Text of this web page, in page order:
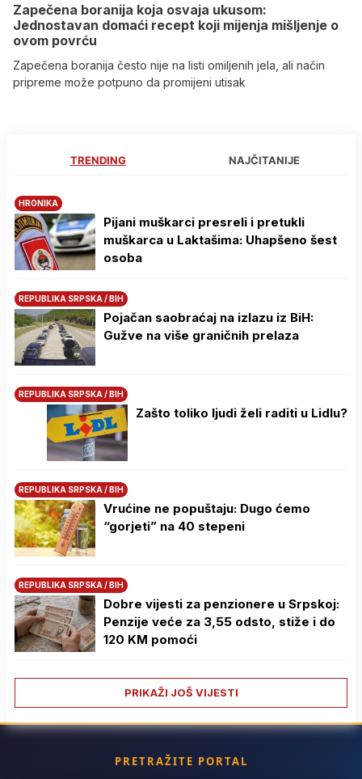
Zapečena boranija koja osvaja ukusom:
Jednostavan domaći recept koji mijenja mišljenje o
ovom povrću
Zapečena boranija često nije na listi omiljenih jela, ali način
pripreme može potpuno da promijeni utisak
TRENDING NAJČITANIJE
HRONIKA
Pijani muškarci presreli i pretukli
muškarca u Laktašima: Uhapšeno šest
osoba
REPUBLIKA SRPSKA / BIH
Pojačan saobraćaj na izlazu iz BiH:
Gužve na više graničnih prelaza
REPUBLIKA SRPSKA / BIH
Zašto toliko ljudi želi raditi u Lidlu?
REPUBLIKA SRPSKA / BIH
Vrućine ne popuštaju: Dugo ćemo
“gorjeti” na 40 stepeni
REPUBLIKA SRPSKA / BIH
Dobre vijesti za penzionere u Srpskoj:
Penzije veće za 3,55 odsto, stiže i do
120 KM pomoći
PRIKAŽI JOŠ VIJESTI
PRETRAŽITE PORTAL